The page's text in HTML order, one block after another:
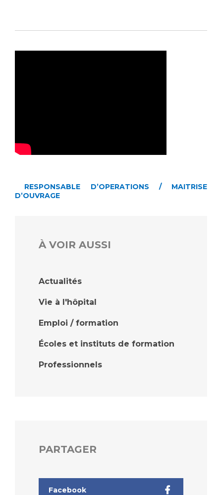
RESPONSABLE D’OPERATIONS / MAITRISE
D’OUVRAGE
À VOIR AUSSI
Actualités
Vie à l'hôpital
Emploi / formation
Écoles et instituts de formation
Professionnels
PARTAGER
Facebook